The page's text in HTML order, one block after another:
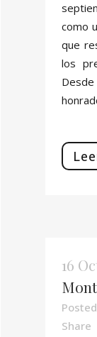
como
que
los
16
Share